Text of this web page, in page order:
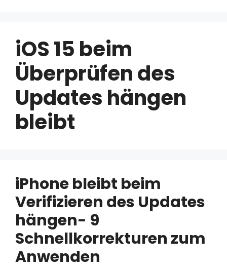
iOS 15 beim
Überprüfen des
Updates hängen
bleibt
iPhone bleibt beim
Verifizieren des Updates
hängen- 9
Schnellkorrekturen zum
Anwenden